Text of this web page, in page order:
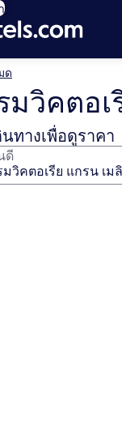
ด
มวิคตอ
ทางเพื่อดูราคา
ดี